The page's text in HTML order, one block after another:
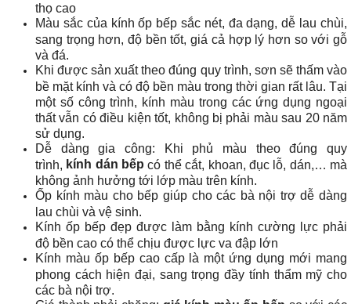
thọ cao
Màu sắc của kính ốp bếp sắc nét, đa dạng, dễ lau chùi,
sang trọng hơn, độ bền tốt, giá cả hợp lý hơn so với gỗ
và đá.
Khi được sản xuất theo đúng quy trình, sơn sẽ thấm vào
bề mặt kính và có độ bền màu trong thời gian rất lâu. Tại
một số công trình, kính màu trong các ứng dụng ngoại
thất vẫn có điều kiện tốt, không bị phải màu sau 20 năm
sử dụng.
Dễ dàng gia công: Khi phủ màu theo đúng quy
trình, kính dán bếp có thể cắt, khoan, đục lỗ, dán,… mà
không ảnh hưởng tới lớp màu trên kính.
Ốp kính màu cho bếp giúp cho các bà nội trợ dễ dàng
lau chùi và vệ sinh.
Kính ốp bếp đẹp được làm bằng kính cường lực phải
độ bền cao có thể chịu được lực va đập lớn
Kính màu ốp bếp cao cấp là một ứng dụng mới mang
phong cách hiện đại, sang trọng đầy tính thẩm mỹ cho
các bà nội trợ.